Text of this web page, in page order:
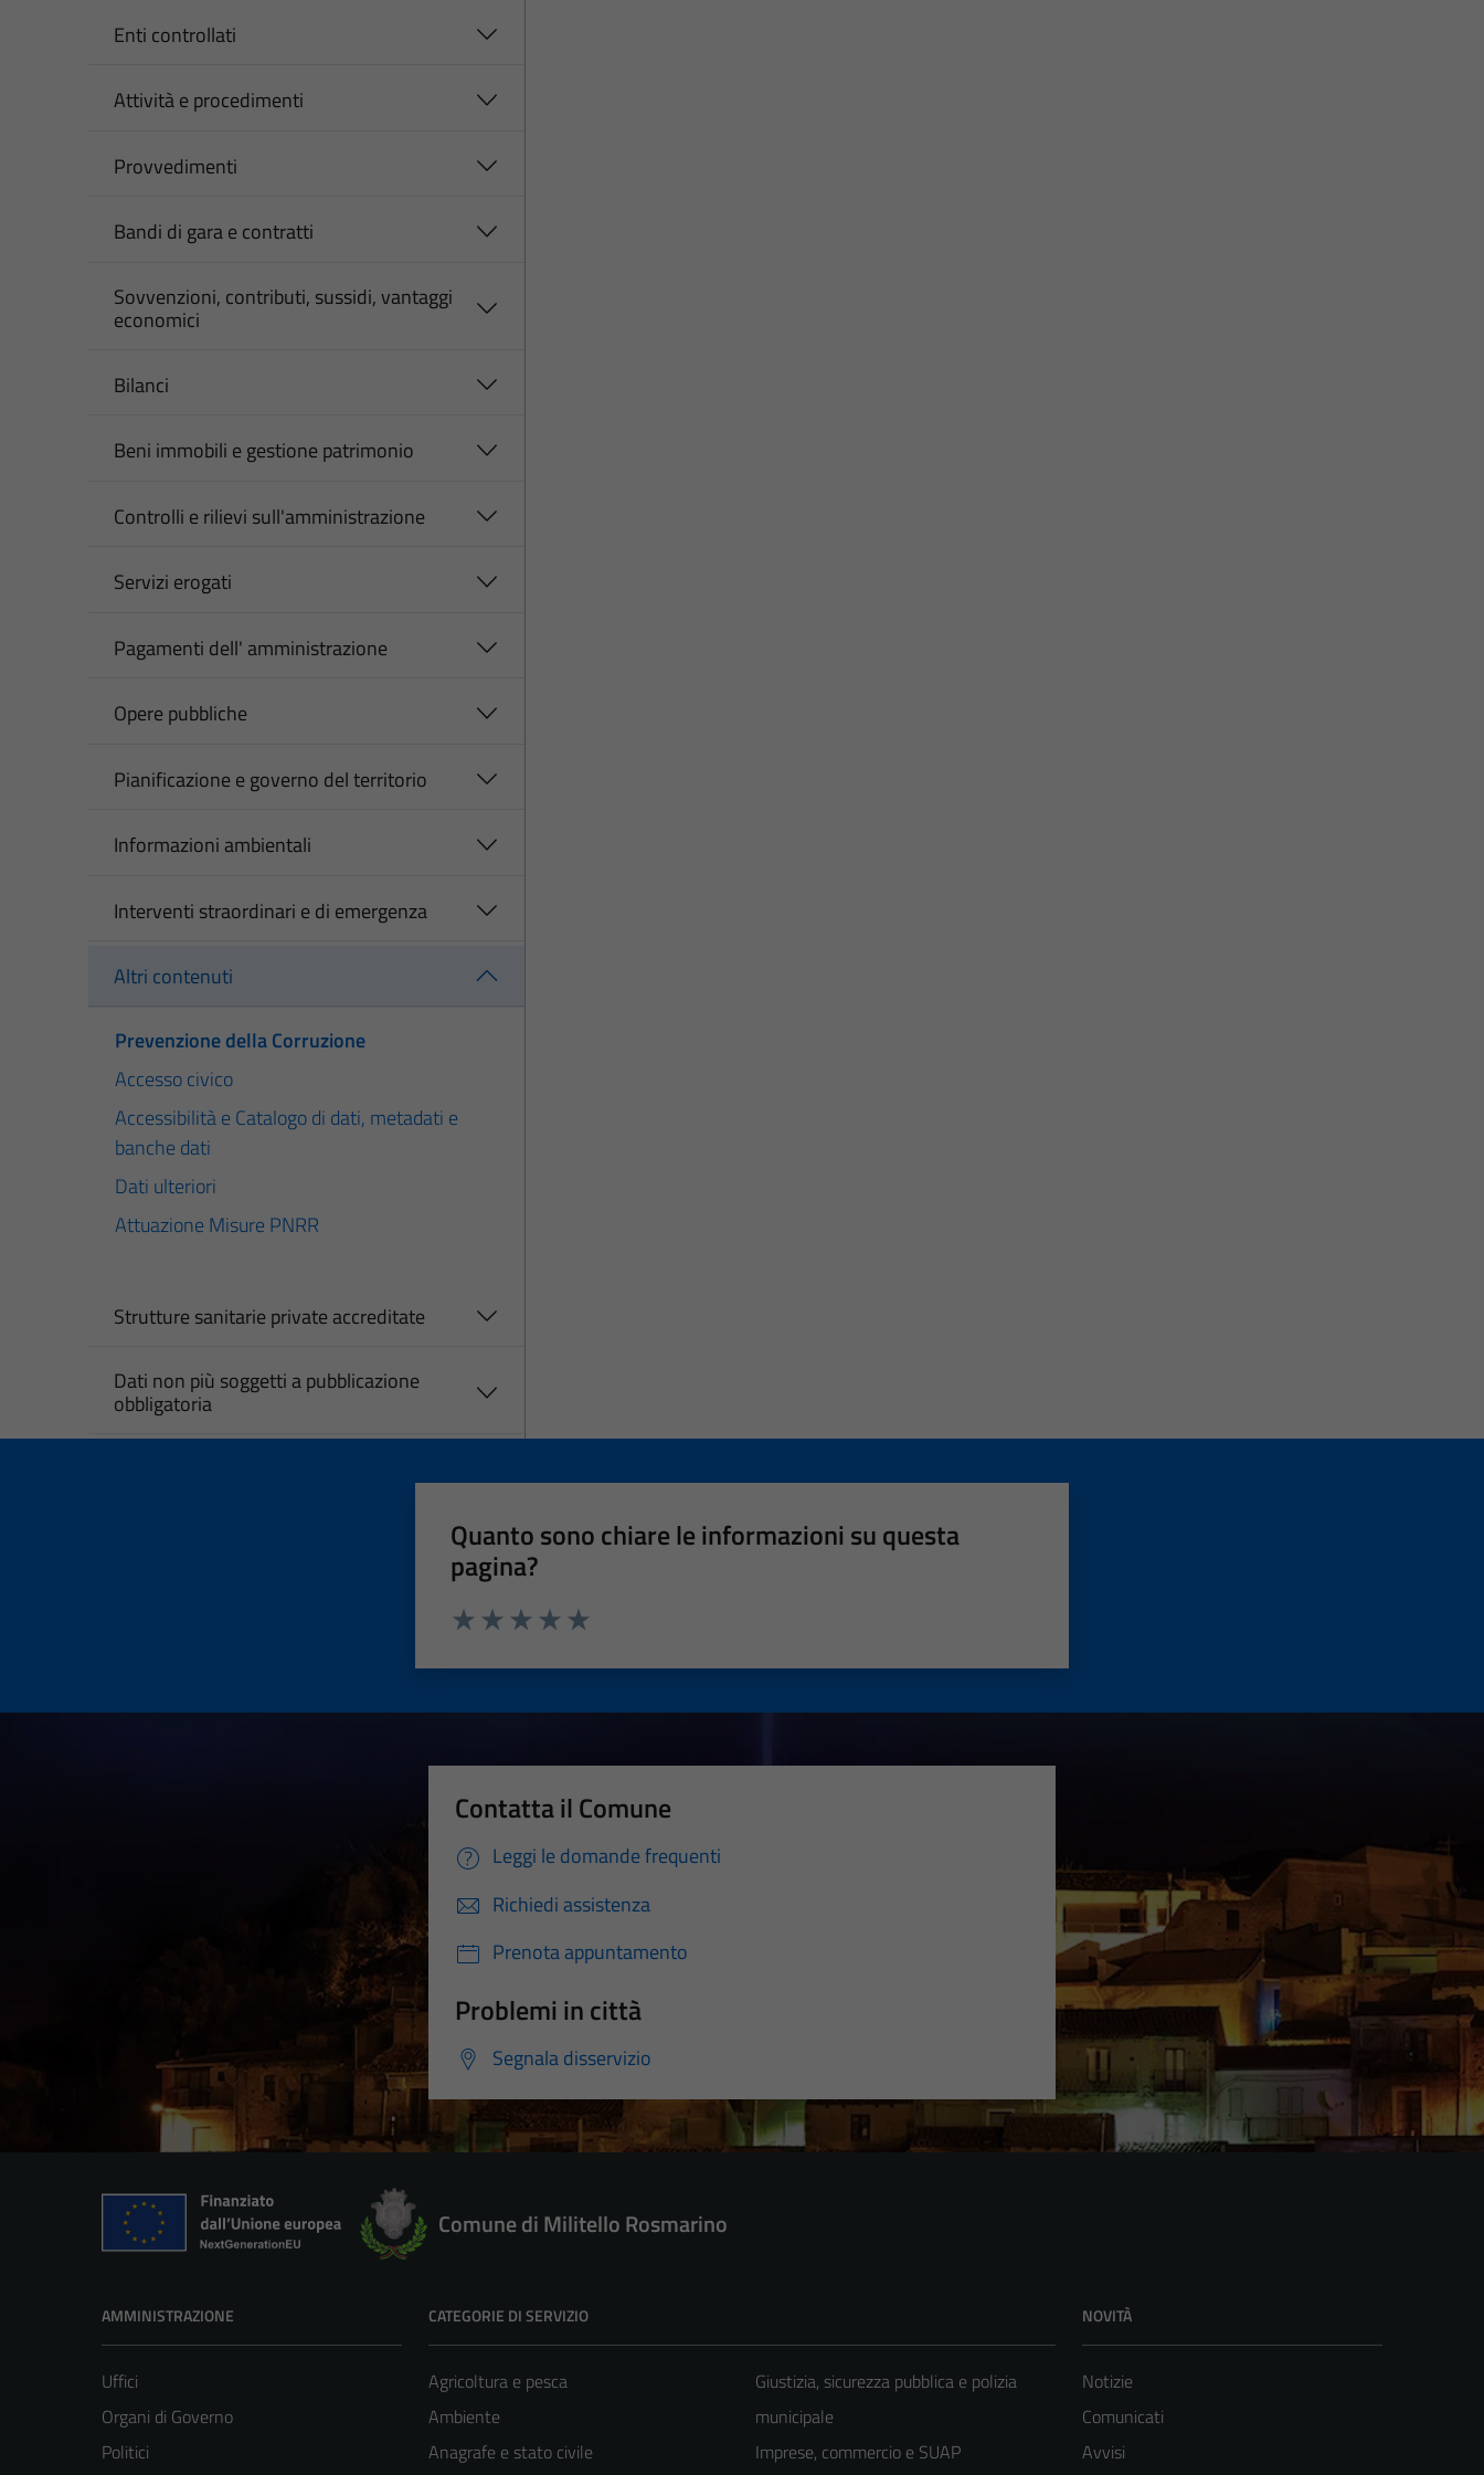
Enti controllati
Attività e procedimenti
Provvedimenti
Bandi di gara e contratti
Sovvenzioni, contributi, sussidi, vantaggi
economici
Bilanci
Beni immobili e gestione patrimonio
Controlli e rilievi sull'amministrazione
Servizi erogati
Pagamenti dell' amministrazione
Opere pubbliche
Pianificazione e governo del territorio
Informazioni ambientali
Interventi straordinari e di emergenza
Altri contenuti
Prevenzione della Corruzione
Accesso civico
Accessibilità e Catalogo di dati, metadati e
banche dati
Dati ulteriori
Attuazione Misure PNRR
Strutture sanitarie private accreditate
Dati non più soggetti a pubblicazione
obbligatoria
Quanto sono chiare le informazioni su questa
pagina?
Contatta il Comune
Leggi le domande frequenti
Richiedi assistenza
Prenota appuntamento
Problemi in città
Segnala disservizio
Comune di Militello Rosmarino
AMMINISTRAZIONE
Uffici
Organi di Governo
Politici
CATEGORIE DI SERVIZIO
Agricoltura e pesca
Ambiente
Anagrafe e stato civile
Giustizia, sicurezza pubblica e polizia
municipale
Imprese, commercio e SUAP
NOVITÀ
Notizie
Comunicati
Avvisi